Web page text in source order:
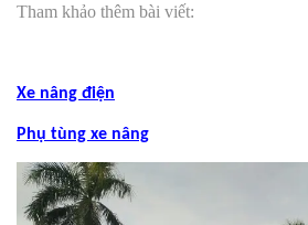
Tham khảo thêm bài viết:
Xe nâng điện
Phụ tùng xe nâng